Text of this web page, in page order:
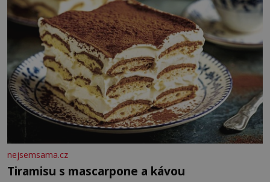
nejsemsama.cz
Tiramisu s mascarpone a kávou